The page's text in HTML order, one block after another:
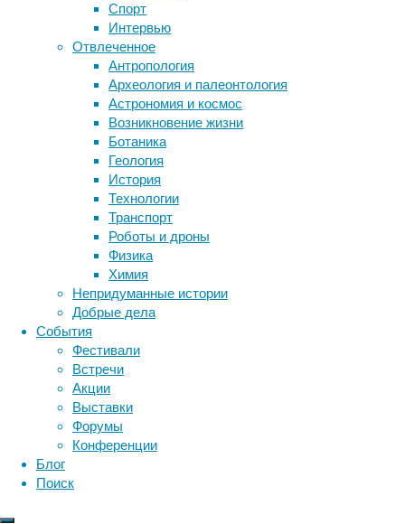
Спорт
Интервью
Отвлеченное
Антропология
Археология и палеонтология
Астрономия и космос
Возникновение жизни
Ботаника
Геология
История
Технологии
Транспорт
Роботы и дроны
Физика
Химия
Непридуманные истории
Добрые дела
События
Фестивали
Встречи
Акции
Выставки
Форумы
Конференции
Блог
Поиск
Международная
команда
исследователей,
которую
вошли
также
специалисты
России,
главе
немецкими
учёными
из
Института
эволюционной
антропологии
Общества
Макса
Планка
выделила
ДНК
Метки
ДНК бактерии биология
биотехнология вирусы
генетика дети
здоровье
инструменты и методы
исследования
лекарства медицина
мозг наука
нейробиология
нейрофизиология
поведение
сон социальные проблемы
физиология
эмоции